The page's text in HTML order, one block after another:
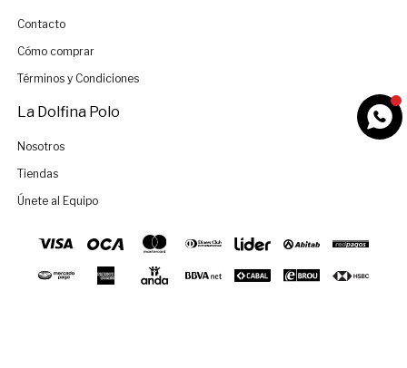
Contacto
Cómo comprar
Términos y Condiciones
La Dolfina Polo
Nosotros
Tiendas
Únete al Equipo